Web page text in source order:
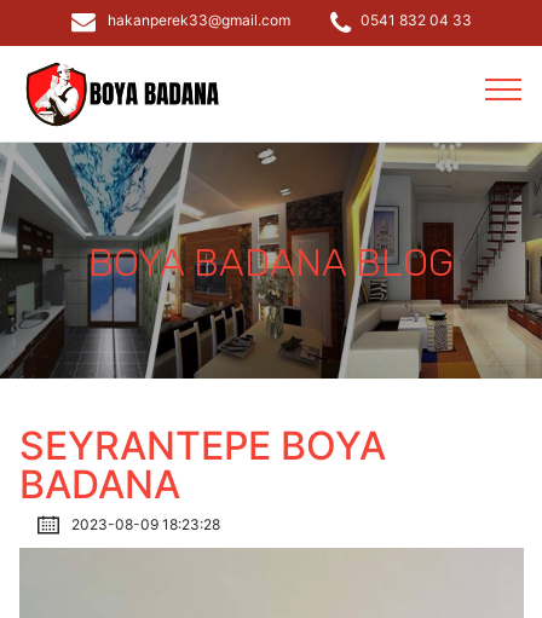
hakanperek33@gmail.com 0541 832 04 33
BOYA BADANA BLOG
SEYRANTEPE BOYA
BADANA
2023-08-09 18:23:28